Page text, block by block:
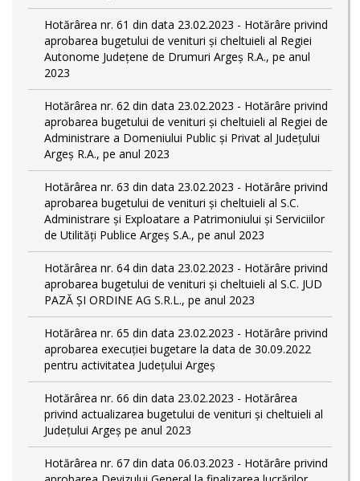
Hotărârea nr. 61 din data 23.02.2023 - Hotărâre privind
aprobarea bugetului de venituri și cheltuieli al Regiei
Autonome Județene de Drumuri Argeș R.A., pe anul
2023
Hotărârea nr. 62 din data 23.02.2023 - Hotărâre privind
aprobarea bugetului de venituri și cheltuieli al Regiei de
Administrare a Domeniului Public și Privat al Județului
Argeș R.A., pe anul 2023
Hotărârea nr. 63 din data 23.02.2023 - Hotărâre privind
aprobarea bugetului de venituri și cheltuieli al S.C.
Administrare și Exploatare a Patrimoniului și Serviciilor
de Utilități Publice Argeș S.A., pe anul 2023
Hotărârea nr. 64 din data 23.02.2023 - Hotărâre privind
aprobarea bugetului de venituri și cheltuieli al S.C. JUD
PAZĂ ȘI ORDINE AG S.R.L., pe anul 2023
Hotărârea nr. 65 din data 23.02.2023 - Hotărâre privind
aprobarea execuției bugetare la data de 30.09.2022
pentru activitatea Județului Argeș
Hotărârea nr. 66 din data 23.02.2023 - Hotărârea
privind actualizarea bugetului de venituri și cheltuieli al
Județului Argeș pe anul 2023
Hotărârea nr. 67 din data 06.03.2023 - Hotărâre privind